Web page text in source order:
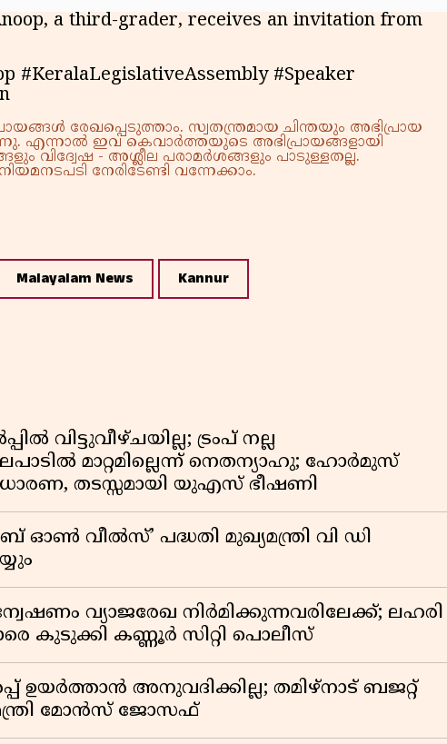
a third-grader, receives an invitation from
#KeralaLegislativeAssembly #Speaker
രേഖപ്പെടുത്താം. സ്വതന്ത്രമായ ചിന്തയും അഭിപ്രായ
എന്നാൽ ഇവ കെവാർത്തയുടെ അഭിപ്രായങ്ങളായി
വിദ്വേഷ - അശ്ലീല പരാമർശങ്ങളും പാടുള്ളതല്ല.
നേരിടേണ്ടി വന്നേക്കാം.
Malayalam News Kannur
വിട്ടുവീഴ്ചയില്ല; ട്രംപ് നല്ല
മാറ്റമില്ലെന്ന് നെതന്യാഹു; ഹോർമുസ്
തടസ്സമായി യുഎസ് ഭീഷണി
വീൽസ്’ പദ്ധതി മുഖ്യമന്ത്രി വി ഡി
വ്യാജരേഖ നിർമിക്കുന്നവരിലേക്ക്; ലഹരി
കുടുക്കി കണ്ണൂർ സിറ്റി പൊലീസ്
ഉയർത്താൻ അനുവദിക്കില്ല; തമിഴ്നാട് ബജറ്റ്
മോൻസ് ജോസഫ്